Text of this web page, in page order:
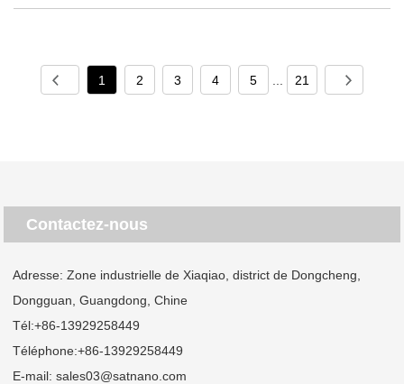
1 2 3 4 5 21
Contactez-nous
Adresse: Zone industrielle de Xiaqiao, district de Dongcheng,
Dongguan, Guangdong, Chine
Tél:+86-13929258449
Téléphone:+86-13929258449
E-mail:sales03@satnano.com